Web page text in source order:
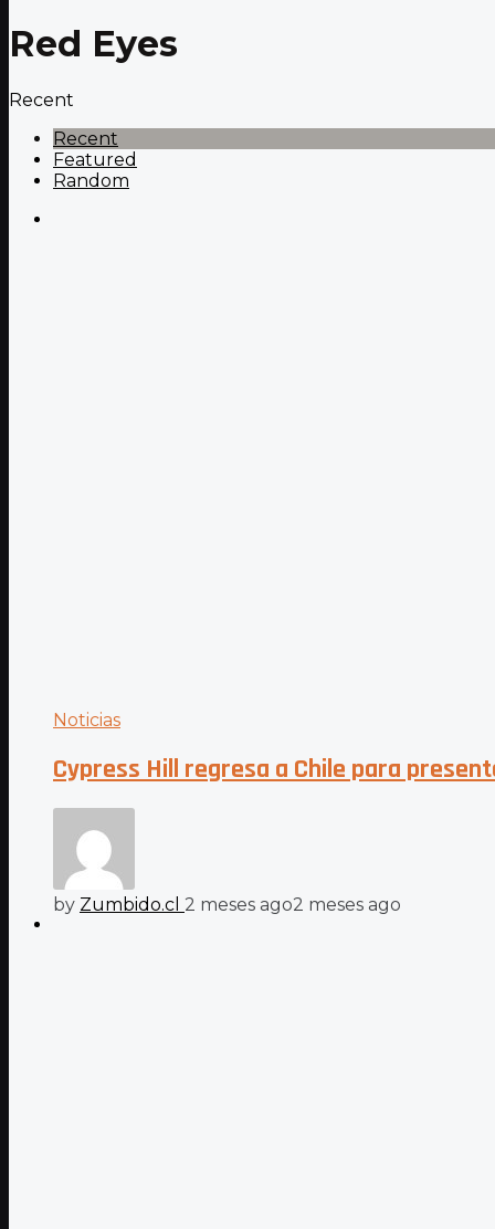
Red Eyes
Recent
Recent
Featured
Random
Noticias
Cypress Hill regresa a Chile para
by Zumbido.cl 2 meses ago2 meses ago